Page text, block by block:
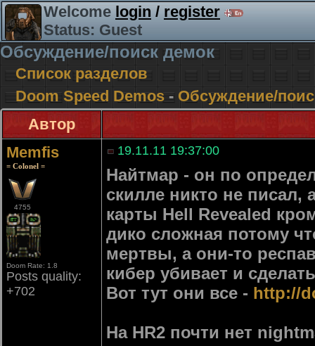
Welcome login/register
Status: Guest
Обсуждение/поиск демок
Список разделов
Doom Speed Demos- Обсуждение/
Автор
Memfis
= Colonel =
4755
Doom Rate: 1.8
Posts quality:
+702
19.11.11 19:37:00
Найтмар - он по
скилле никто не писал,
карты Hell Revealed
дико сложная потому
мертвы, а они-то
кибер убивает и
Вот тут они все - http://
На HR2 почти нет